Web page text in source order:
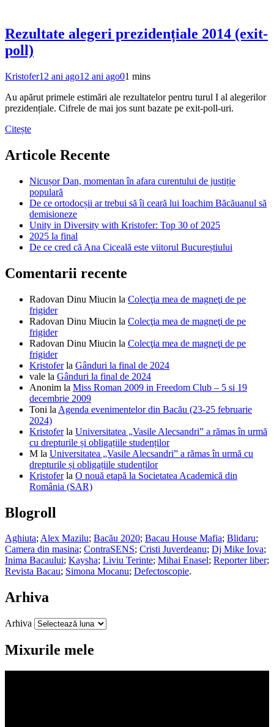
Rezultate alegeri prezidențiale 2014 (exit-
poll)
Kristofer12 ani ago12 ani ago01 mins
Au apărut primele estimări ale rezultatelor pentru turul I al alegerilor
prezidențiale. Cifrele de mai jos sunt bazate pe exit-poll-uri.
Citește
Articole Recente
Nicușor Dan, momentan în afara curentului de justiție
populară
De ce ortodocșii ar trebui să îi ceară lui Ioachim Băcăuanul să
demisioneze
Unity in Diversity with Kristofer: Top 30 of 2025
2025 la final
De ce cred că Ana Ciceală este viitorul Bucureștiului
Comentarii recente
Radovan Dinu Miucin la Colecţia mea de magneţi de pe
frigider
Radovan Dinu Miucin la Colecţia mea de magneţi de pe
frigider
Radovan Dinu Miucin la Colecţia mea de magneţi de pe
frigider
Kristoferla Gânduri la final de 2024
vale la Gânduri la final de 2024
Anonim la Miss Roman 2009 in Freedom Club – 5 si 19
decembrie 2009
Toni la Agenda evenimentelor din Bacău (23-25 februarie
2024)
Kristoferla Universitatea „Vasile Alecsandri” a rămas în urmă
cu drepturile și obligațiile studenților
M la Universitatea „Vasile Alecsandri” a rămas în urmă cu
drepturile și obligațiile studenților
Kristoferla O nouă etapă la Societatea Academică din
România (SAR)
Blogroll
Aghiuta;Alex Mazilu; Bacău 2020; Bacau House Mafia; Blidaru;
Camera din masina; ContraSENS; Cristi Juverdeanu; Dj Mike Iova;
Inima Bacaului; Kaysha; Liviu Terinte; Mihai Enasel; Reporter liber;
Revista Bacau; Simona Mocanu; Defectoscopie.
Arhiva
Arhiva
Mixurile mele